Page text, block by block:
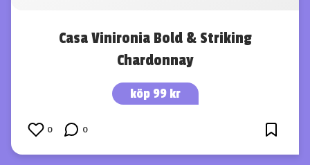
Casa Vinironia Bold & Striking
Chardonnay
köp 99 kr
0 0